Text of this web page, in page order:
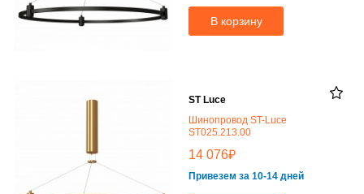
В корзину
ST Luce
Шинопровод ST-Luce
ST025.213.00
14 076₽
Привезем за 10-14 дней